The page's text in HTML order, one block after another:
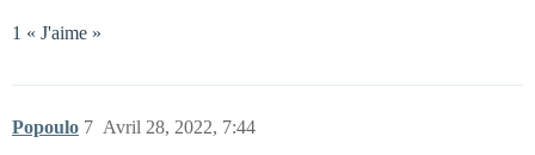
1 « J'aime »
Popoulo Avril 28, 2022, 7:44
7